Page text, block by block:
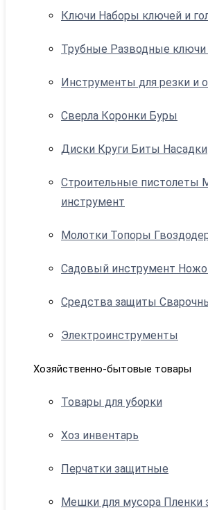
Ключи Наборы ключей и
Трубные Разводные ключи
Инструменты для резки и
Сверла Коронки Буры
Диски Круги Биты Насадки
Строительные пистолеты
инструмент
Молотки Топоры
Садовый инструмент
Средства защиты
Электроинструменты
Хозяйственно-бытовые товары
Товары для уборки
Хоз инвентарь
Перчатки защитные
Мешки для мусора Пленки